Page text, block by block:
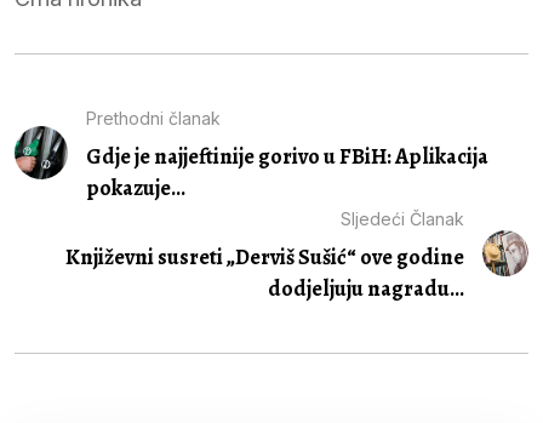
Prethodni članak
Gdje je najjeftinije gorivo u FBiH: Aplikacija
pokazuje...
Sljedeći Članak
Književni susreti „Derviš Sušić“ ove godine
dodjeljuju nagradu...